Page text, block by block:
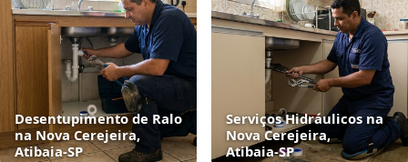
Desentupimento de Ralo
na Nova Cerejeira,
Atibaia‑SP
Serviços Hidráulicos na
Nova Cerejeira,
Atibaia‑SP